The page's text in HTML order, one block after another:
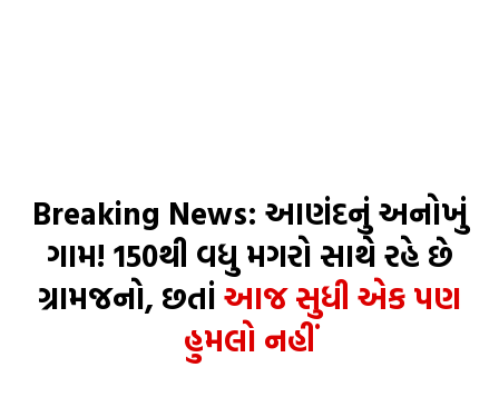
Breaking News: આણંદનું અનોખું
ગામ! 150થી વધુ મગરો સાથે રહે છે
ગ્રામજનો, છતાંઆજ સુધી એક પણ
હુમલો નહીં